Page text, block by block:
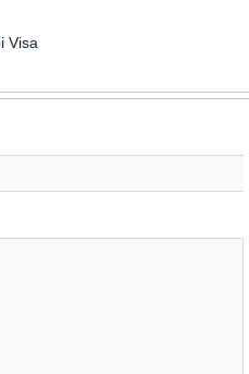
Visa